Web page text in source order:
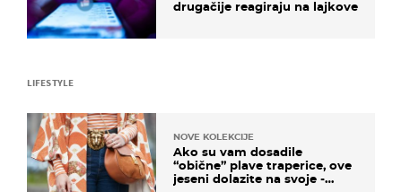
drugačije reagiraju na lajkove
LIFESTYLE
NOVE KOLEKCIJE
Ako su vam dosadile
“obične” plave traperice, ove
jeseni dolazite na svoje -